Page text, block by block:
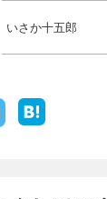
いさか十五郎